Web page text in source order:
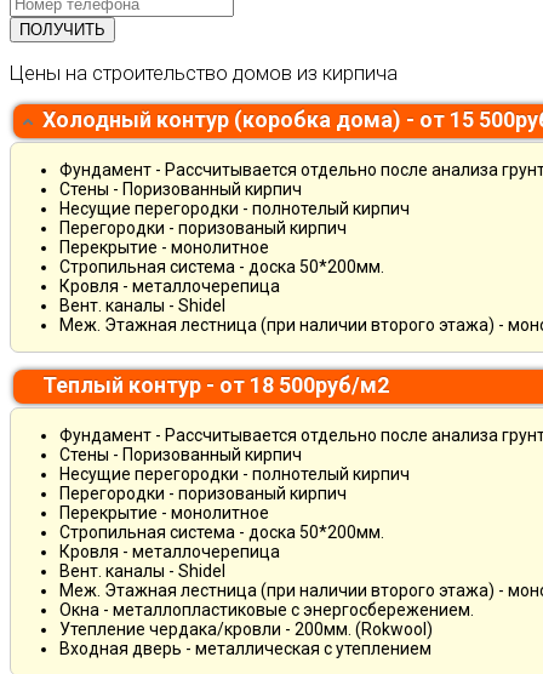
Цены на строительство домов из кирпича
Холодный контур (коробка дома) - от 15
Фундамент - Рассчитывается отдельно после анализа
Стены - Поризованный кирпич
Несущие перегородки - полнотелый кирпич
Перегородки - поризованый кирпич
Перекрытие - монолитное
Стропильная система - доска 50*200мм.
Кровля - металлочерепица
Вент. каналы - Shidel
Меж. Этажная лестница (при наличии второго этажа) -
Теплый контур - от 18 500руб/м2
Фундамент - Рассчитывается отдельно после анализа
Стены - Поризованный кирпич
Несущие перегородки - полнотелый кирпич
Перегородки - поризованый кирпич
Перекрытие - монолитное
Стропильная система - доска 50*200мм.
Кровля - металлочерепица
Вент. каналы - Shidel
Меж. Этажная лестница (при наличии второго этажа) -
Окна - металлопластиковые с энергосбережением.
Утепление чердака/кровли - 200мм. (Rokwool)
Входная дверь - металлическая с утеплением